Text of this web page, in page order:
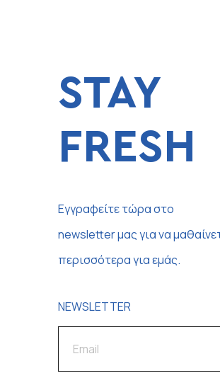
STAY
FRESH
Εγγραφείτε τώρα στο
newsletter μας για να
περισσότερα για εμάς.
NEWSLETTER